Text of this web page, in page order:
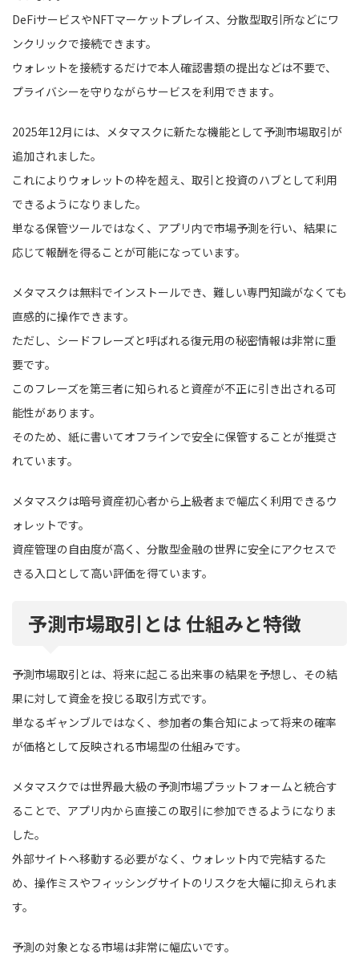
DeFiサービスやNFTマーケットプレイス、分散型取引所などにワ
ンクリックで接続できます。
ウォレットを接続するだけで本人確認書類の提出などは不要で、
プライバシーを守りながらサービスを利用できます。
2025年12月には、メタマスクに新たな機能として予測市場取引が
追加されました。
これによりウォレットの枠を超え、取引と投資のハブとして利用
できるようになりました。
単なる保管ツールではなく、アプリ内で市場予測を行い、結果に
応じて報酬を得ることが可能になっています。
メタマスクは無料でインストールでき、難しい専門知識がなくても
直感的に操作できます。
ただし、シードフレーズと呼ばれる復元用の秘密情報は非常に重
要です。
このフレーズを第三者に知られると資産が不正に引き出される可
能性があります。
そのため、紙に書いてオフラインで安全に保管することが推奨さ
れています。
メタマスクは暗号資産初心者から上級者まで幅広く利用できるウ
ォレットです。
資産管理の自由度が高く、分散型金融の世界に安全にアクセスで
きる入口として高い評価を得ています。
予測市場取引とは 仕組みと特徴
予測市場取引とは、将来に起こる出来事の結果を予想し、その結
果に対して資金を投じる取引方式です。
単なるギャンブルではなく、参加者の集合知によって将来の確率
が価格として反映される市場型の仕組みです。
メタマスクでは世界最大級の予測市場プラットフォームと統合す
ることで、アプリ内から直接この取引に参加できるようになりま
した。
外部サイトへ移動する必要がなく、ウォレット内で完結するた
め、操作ミスやフィッシングサイトのリスクを大幅に抑えられま
す。
予測の対象となる市場は非常に幅広いです。